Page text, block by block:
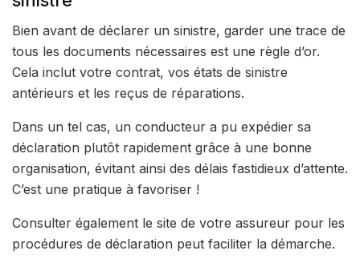
Bien avant de déclarer un sinistre, garder une trace de
tous les documents nécessaires est une règle d’or.
Cela inclut votre contrat, vos états de sinistre
antérieurs et les reçus de réparations.
Dans un tel cas, un conducteur a pu expédier sa
déclaration plutôt rapidement grâce à une bonne
organisation, évitant ainsi des délais fastidieux d’attente.
C’est une pratique à favoriser !
Consulter également le site de votre assureur pour les
procédures de déclaration peut faciliter la démarche.